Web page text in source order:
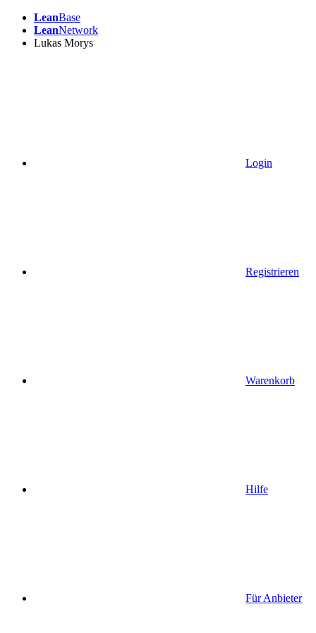
LeanBase
LeanNetwork
Lukas Morys
Login
Registrieren
Warenkorb
Hilfe
Für Anbieter